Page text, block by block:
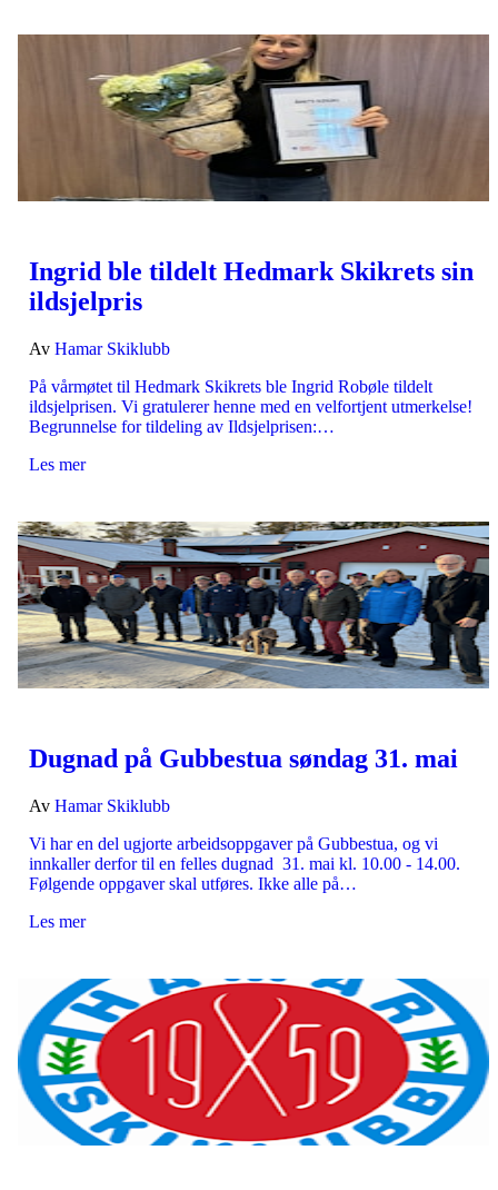
Ingrid ble tildelt Hedmark Skikrets sin
ildsjelpris
Av Hamar Skiklubb
På vårmøtet til Hedmark Skikrets ble Ingrid Robøle tildelt
ildsjelprisen. Vi gratulerer henne med en velfortjent utmerkelse!
Begrunnelse for tildeling av Ildsjelprisen:…
Les mer
Dugnad på Gubbestua søndag 31. mai
Av Hamar Skiklubb
Vi har en del ugjorte arbeidsoppgaver på Gubbestua, og vi
innkaller derfor til en felles dugnad 31. mai kl. 10.00 - 14.00.
Følgende oppgaver skal utføres. Ikke alle på…
Les mer